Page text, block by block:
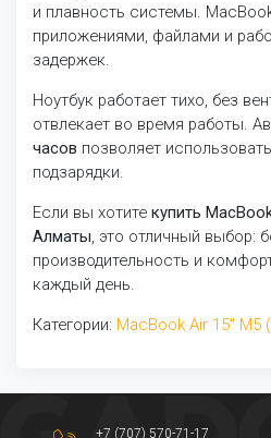
и плавность системы.
приложениями, файлами и
задержек.
Ноутбук работает тихо, без
отвлекает во время работы.
часов позволяет
подзарядки.
Если вы хотите купить
Алматы, это отличный выбор:
производительность и
каждый день.
Категории: MacBook Air 15" M5
+7 (707) 570-71-17